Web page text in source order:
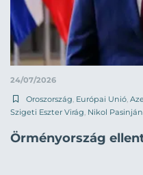
24/07/2026
Oroszország Európai Unió
Szigeti Eszter Virág Nikol Pasinján
Örményország